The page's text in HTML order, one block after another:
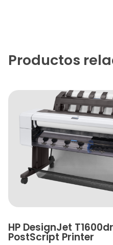
Productos
HP DesignJet
PostScript Printer